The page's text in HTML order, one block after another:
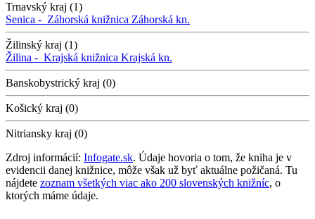
Trnavský kraj (1)
Senica - Záhorská knižnica Záhorská kn.
Žilinský kraj (1)
Žilina - Krajská knižnica Krajská kn.
Banskobystrický kraj (0)
Košický kraj (0)
Nitriansky kraj (0)
Zdroj informácií: Infogate.sk. Údaje hovoria o tom, že kniha je v
evidencii danej knižnice, môže však už byť aktuálne požičaná. Tu
nájdete zoznam všetkých viac ako 200 slovenských knižníc, o
ktorých máme údaje.